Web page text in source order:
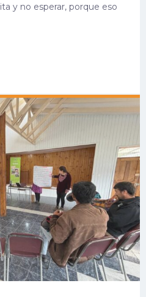
y no esperar, porque eso